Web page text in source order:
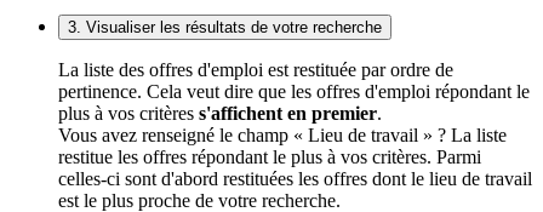
3. Visualiser les résultats de votre recherche
La liste des offres d'emploi est restituée par ordre de
pertinence. Cela veut dire que les offres d'emploi répondant le
plus à vos critères s'affichent en premier.
Vous avez renseigné le champ « Lieu de travail » ? La liste
restitue les offres répondant le plus à vos critères. Parmi
celles-ci sont d'abord restituées les offres dont le lieu de travail
est le plus proche de votre recherche.